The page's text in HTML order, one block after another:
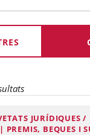
JURÍDIQUES /
PREMIS, BEQUES I